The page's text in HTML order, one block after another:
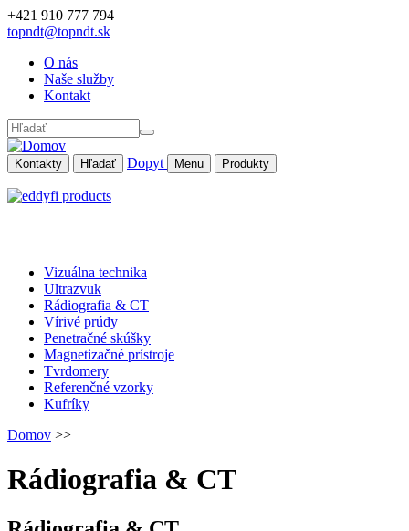
Skočiť na hlavný obsah
+421 910 777 794
topndt@topndt.sk
O nás
Naše služby
Kontakt
Hľadať
Kontakty
Hľadať Dopyt Menu Produkty
Vizuálna technika
Ultrazvuk
Rádiografia & CT
Vírivé prúdy
Penetračné skúšky
Magnetizačné prístroje
Tvrdomery
Referenčné vzorky
Kufríky
Domov >>
Rádiografia & CT